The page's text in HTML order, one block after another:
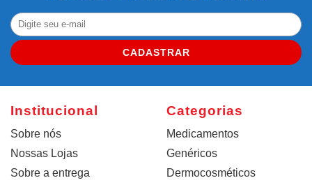
CADASTRAR
Institucional
Sobre nós
Nossas Lojas
Sobre a entrega
Categorias
Medicamentos
Genéricos
Dermocosméticos